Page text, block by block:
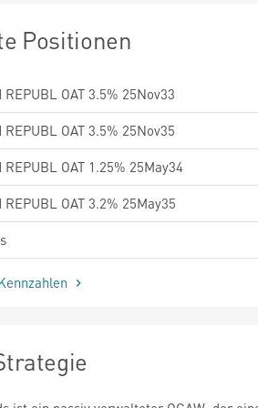
Positionen
REPUBL OAT 3.5% 25Nov33
REPUBL OAT 3.5% 25Nov35
REPUBL OAT 1.25% 25May34
REPUBL OAT 3.2% 25May35